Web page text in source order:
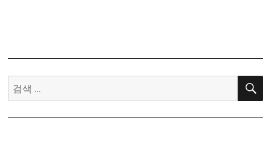
검
색:
검